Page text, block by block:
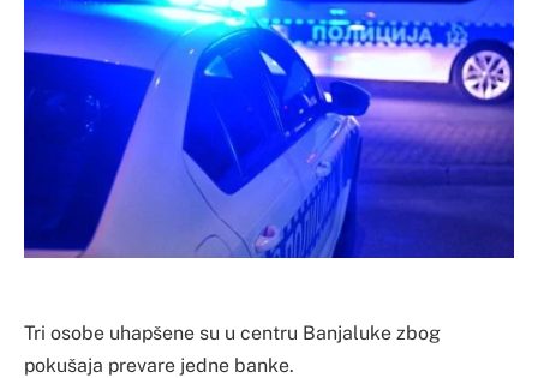
Tri osobe uhapšene su u centru Banjaluke zbog
pokušaja prevare jedne banke.